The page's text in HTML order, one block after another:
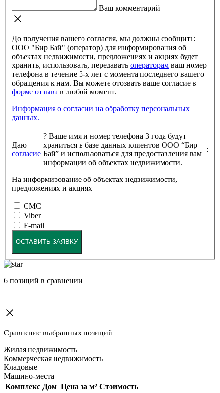
Ваш комментарий
До получения вашего согласия, мы должны сообщить:
ООО "Бир Бай" (оператор) для информирования об
объектах недвижимости, предложениях и акциях будет
хранить, использовать, передавать операторам
телефона в течение 3-х лет с момента последнего вашего
обращения к нам. Вы можете отозвать ваше согласие в
форме отзыва
в любой момент.
Информация о согласии на обработку персональных
данных.
Даю
согласие
? Ваше имя и номер телефона 3 года будут
храниться в базе данных клиентов ООО “Бир
Бай” и использоваться для предоставления вам
информации об объектах недвижимости.
:
На информирование об объектах недвижимости,
предложениях и акциях
СМС
Viber
E-mail
ОСТАВИТЬ ЗАЯВКУ
6 позиций в сравнении
Сравнение выбранных позиций
Жилая недвижимость
Коммерческая недвижимость
Кладовые
Машино-места
Комплекс Дом Цена за м² Стоимость